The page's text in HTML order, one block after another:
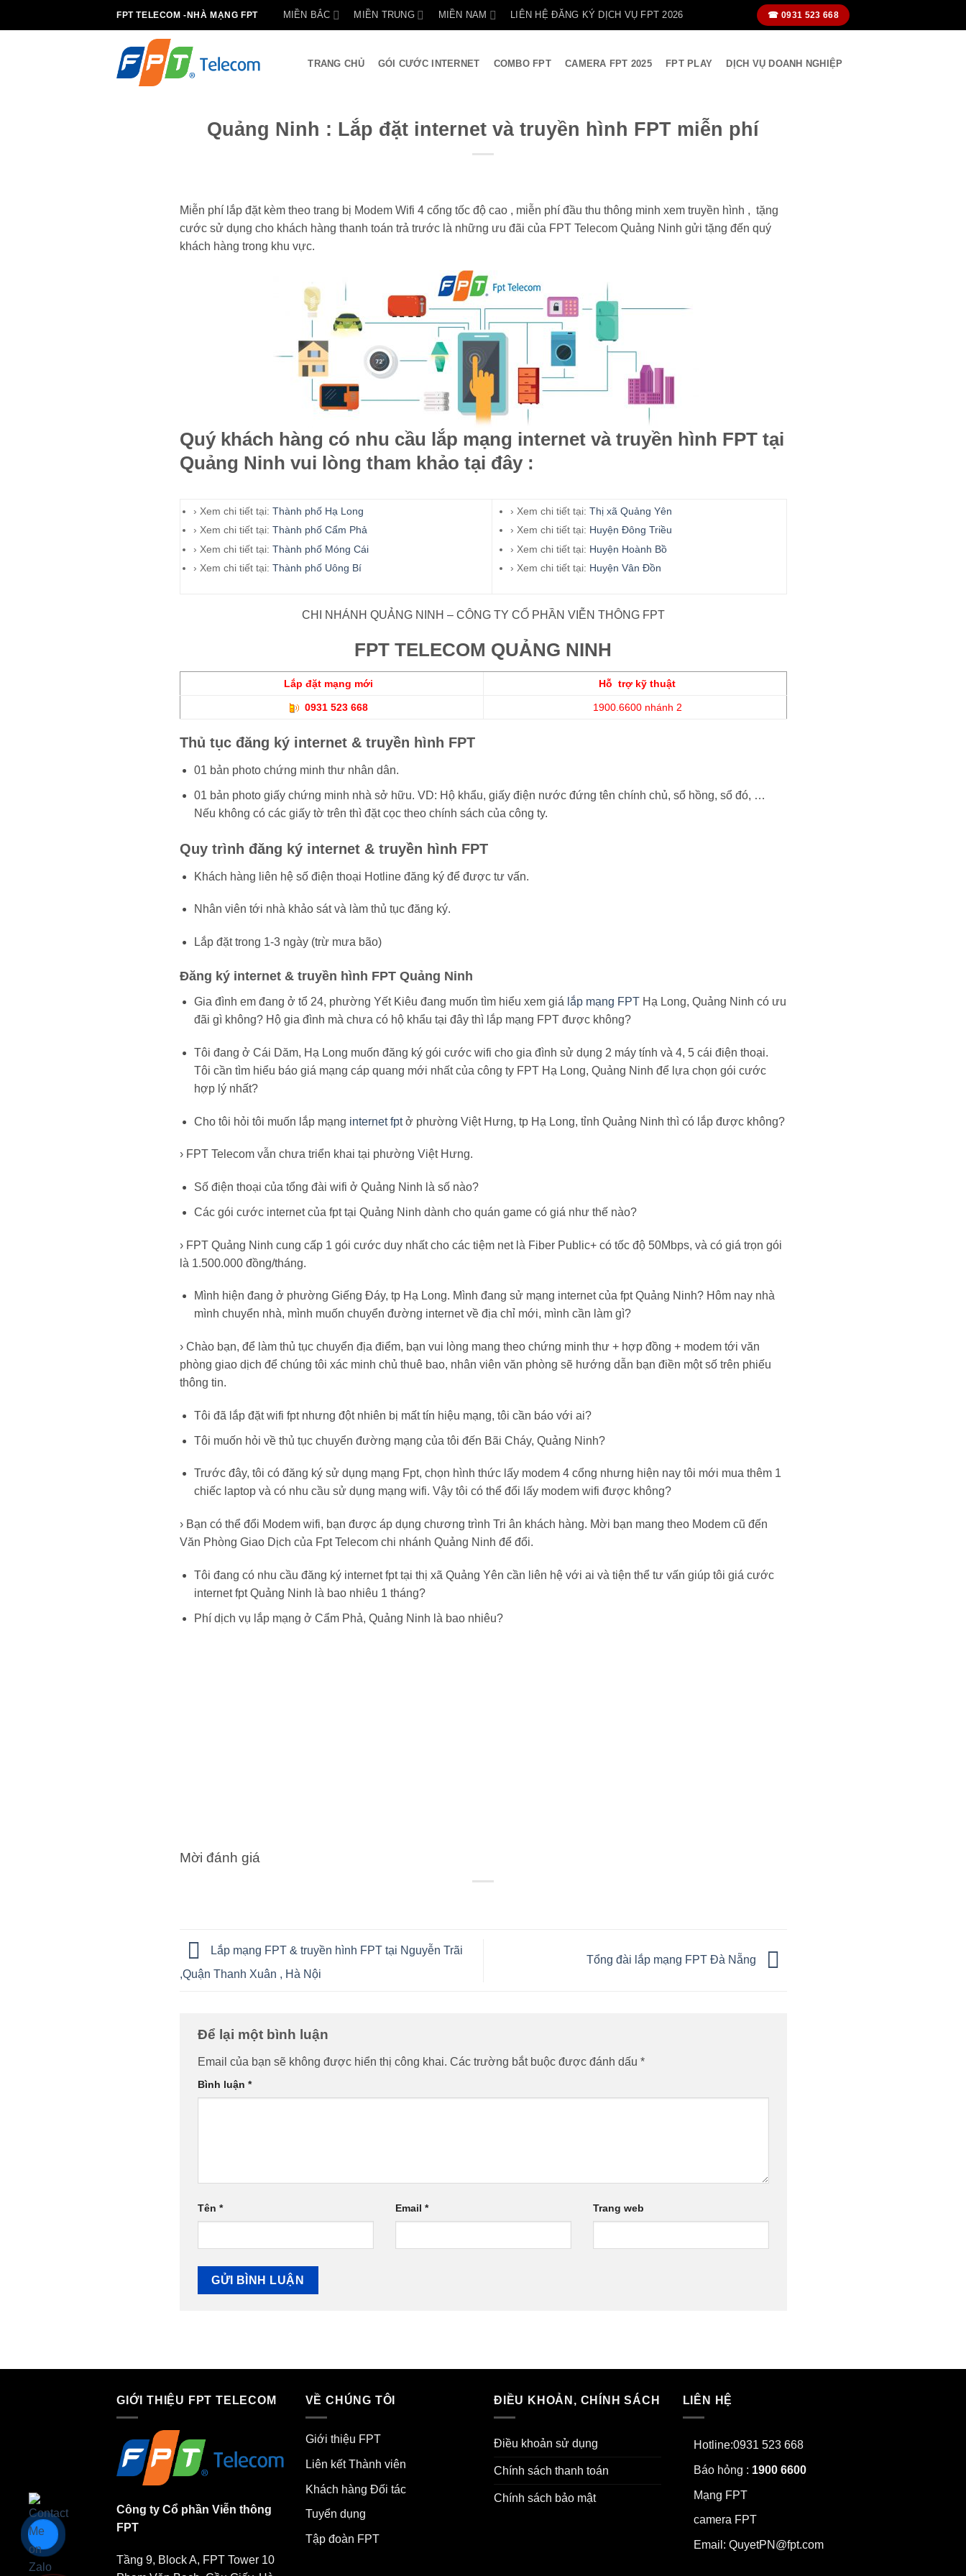
FPT TELECOM -NHÀ MẠNG FPT MIỀN BẮC MIỀN TRUNG MIỀN NAM LIÊN HỆ ĐĂNG KÝ DỊCH VỤ FPT 2026 ☎ 0931 523 668
TRANG CHỦ GÓI CƯỚC INTERNET COMBO FPT CAMERA FPT 2025 FPT PLAY DỊCH VỤ DOANH NGHIỆP
Quảng Ninh : Lắp đặt internet và truyền hình FPT miễn phí
Miễn phí lắp đặt kèm theo trang bị Modem Wifi 4 cổng tốc độ cao , miễn phí đầu thu thông minh xem truyền hình , tặng
cước sử dụng cho khách hàng thanh toán trả trước là những ưu đãi của FPT Telecom Quảng Ninh gửi tặng đến quý
khách hàng trong khu vực.
Quý khách hàng có nhu cầu lắp mạng internet và truyền hình FPT tại
Quảng Ninh vui lòng tham khảo tại đây :
› Xem chi tiết tại:Thành phố Hạ Long
› Xem chi tiết tại:Thành phố Cẩm Phả
› Xem chi tiết tại:Thành phố Móng Cái
› Xem chi tiết tại:Thành phố Uông Bí
› Xem chi tiết tại:Thị xã Quảng Yên
› Xem chi tiết tại: Huyện Đông Triều
› Xem chi tiết tại: Huyện Hoành Bồ
› Xem chi tiết tại: Huyện Vân Đồn
CHI NHÁNH QUẢNG NINH – CÔNG TY CỔ PHẦN VIỄN THÔNG FPT
FPT TELECOM QUẢNG NINH
Lắp đặt mạng mới Hỗ trợ kỹ thuật
0931 523 668 1900.6600 nhánh 2
Thủ tục đăng ký internet & truyền hình FPT
01 bản photo chứng minh thư nhân dân.
01 bản photo giấy chứng minh nhà sở hữu. VD: Hộ khẩu, giấy điện nước đứng tên chính chủ, sổ hồng, sổ đó, …
Nếu không có các giấy tờ trên thì đặt cọc theo chính sách của công ty.
Quy trình đăng ký internet & truyền hình FPT
Khách hàng liên hệ số điện thoại Hotline đăng ký để được tư vấn.
Nhân viên tới nhà khảo sát và làm thủ tục đăng ký.
Lắp đặt trong 1-3 ngày (trừ mưa bão)
Đăng ký internet & truyền hình FPT Quảng Ninh
Gia đình em đang ở tổ 24, phường Yết Kiêu đang muốn tìm hiểu xem giá lắp mạng FPT Hạ Long, Quảng Ninh có ưu
đãi gì không? Hộ gia đình mà chưa có hộ khẩu tại đây thì lắp mạng FPT được không?
Tôi đang ở Cái Dăm, Hạ Long muốn đăng ký gói cước wifi cho gia đình sử dụng 2 máy tính và 4, 5 cái điện thoại.
Tôi cần tìm hiểu báo giá mạng cáp quang mới nhất của công ty FPT Hạ Long, Quảng Ninh để lựa chọn gói cước
hợp lý nhất?
Cho tôi hỏi tôi muốn lắp mạng internet fptở phường Việt Hưng, tp Hạ Long, tỉnh Quảng Ninh thì có lắp được không?
› FPT Telecom vẫn chưa triển khai tại phường Việt Hưng.
Số điện thoại của tổng đài wifi ở Quảng Ninh là số nào?
Các gói cước internet của fpt tại Quảng Ninh dành cho quán game có giá như thế nào?
› FPT Quảng Ninh cung cấp 1 gói cước duy nhất cho các tiệm net là Fiber Public+ có tốc độ 50Mbps, và có giá trọn gói
là 1.500.000 đồng/tháng.
Mình hiện đang ở phường Giếng Đáy, tp Hạ Long. Mình đang sử mạng internet của fpt Quảng Ninh? Hôm nay nhà
mình chuyển nhà, mình muốn chuyển đường internet về địa chỉ mới, mình cần làm gì?
› Chào bạn, để làm thủ tục chuyển địa điểm, bạn vui lòng mang theo chứng minh thư + hợp đồng + modem tới văn
phòng giao dịch để chúng tôi xác minh chủ thuê bao, nhân viên văn phòng sẽ hướng dẫn bạn điền một số trên phiếu
thông tin.
Tôi đã lắp đặt wifi fpt nhưng đột nhiên bị mất tín hiệu mạng, tôi cần báo với ai?
Tôi muốn hỏi về thủ tục chuyển đường mạng của tôi đến Bãi Cháy, Quảng Ninh?
Trước đây, tôi có đăng ký sử dụng mạng Fpt, chọn hình thức lấy modem 4 cổng nhưng hiện nay tôi mới mua thêm 1
chiếc laptop và có nhu cầu sử dụng mạng wifi. Vậy tôi có thể đổi lấy modem wifi được không?
› Bạn có thể đổi Modem wifi, bạn được áp dụng chương trình Tri ân khách hàng. Mời bạn mang theo Modem cũ đến
Văn Phòng Giao Dịch của Fpt Telecom chi nhánh Quảng Ninh để đổi.
Tôi đang có nhu cầu đăng ký internet fpt tại thị xã Quảng Yên cần liên hệ với ai và tiện thể tư vấn giúp tôi giá cước
internet fpt Quảng Ninh là bao nhiêu 1 tháng?
Phí dịch vụ lắp mạng ở Cẩm Phả, Quảng Ninh là bao nhiêu?
Mời đánh giá
Lắp mạng FPT & truyền hình FPT tại Nguyễn Trãi
,Quận Thanh Xuân , Hà Nội
Tổng đài lắp mạng FPT Đà Nẵng
Để lại một bình luận
Email của bạn sẽ không được hiển thị công khai. Các trường bắt buộc được đánh dấu *
Bình luận *
Tên * Email * Trang web
GIỚI THIỆU FPT TELECOM
Công ty Cổ phần Viễn thông
FPT
Tầng 9, Block A, FPT Tower 10
VỀ CHÚNG TÔI
Giới thiệu FPT
Liên kết Thành viên
Khách hàng Đối tác
Tuyển dụng
Tập đoàn FPT
ĐIỀU KHOẢN, CHÍNH SÁCH
Điều khoản sử dụng
Chính sách thanh toán
Chính sách bảo mật
LIÊN HỆ
Hotline:0931 523 668
Báo hỏng : 1900 6600
Mạng FPT
camera FPT
Email: QuyetPN@fpt.com